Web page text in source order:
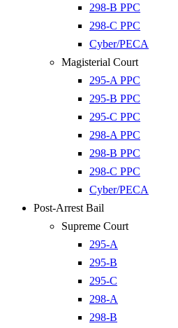
298-B PPC
298-C PPC
Cyber/PECA
Magisterial Court
295-A PPC
295-B PPC
295-C PPC
298-A PPC
298-B PPC
298-C PPC
Cyber/PECA
Post-Arrest Bail
Supreme Court
295-A
295-B
295-C
298-A
298-B